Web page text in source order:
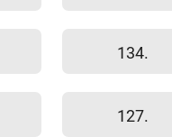
134.
127.